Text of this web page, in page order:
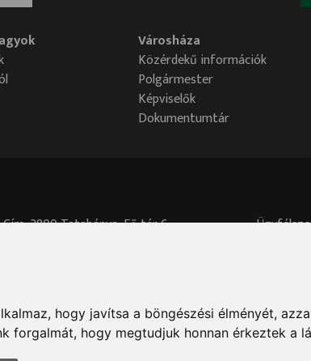
hogy javítsa a böngészési élményét,
forgalmát, hogy megtudjuk honnan érkeztek a
Városháza
Közérdekű információk
Polgármester
Képviselők
Dokumentumtár
Cím: 2800 Tatabánya, Fő tér 6.